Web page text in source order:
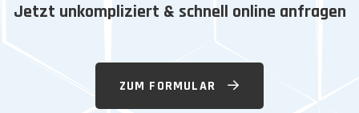
Jetzt unkompliziert & schnell online anfragen
ZUM FORMULAR